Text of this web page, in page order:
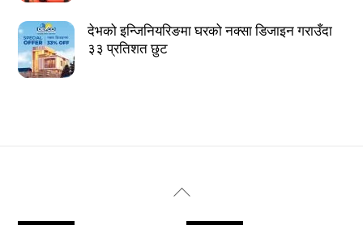
देभको इन्जिनियरिङमा घरको नक्सा डिजाइन गराउँदा
३३ प्रतिशत छुट
Back